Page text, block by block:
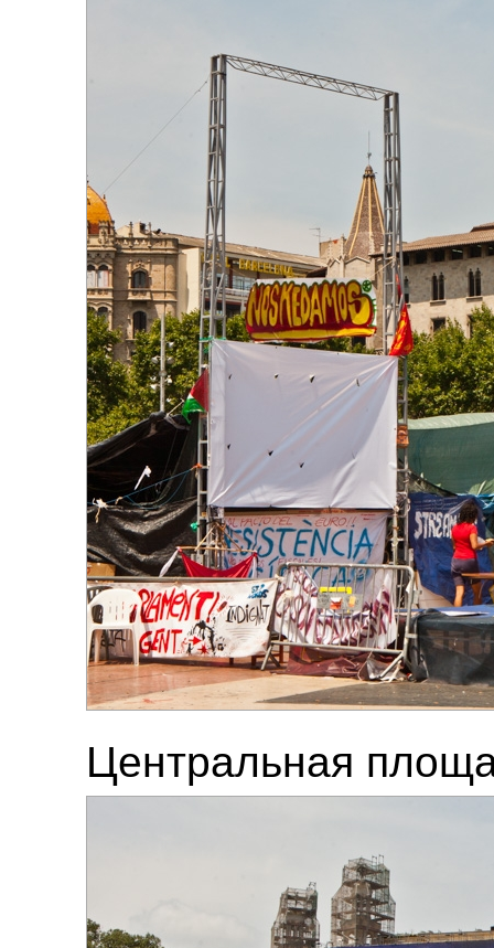
Центральная